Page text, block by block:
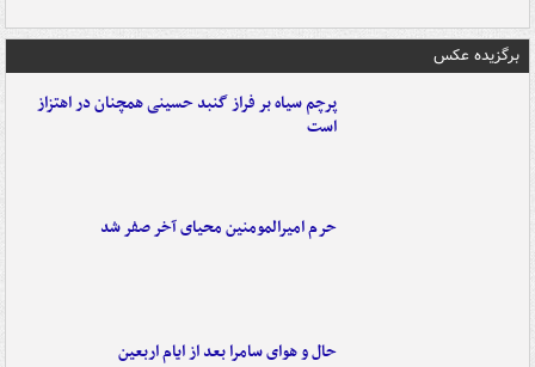
برگزیده عکس
پرچم سیاه بر فراز گنبد حسینی همچنان در اهتزاز
است
حرم امیرالمومنین محیای آخر صفر شد
حال و هوای سامرا بعد از ایام اربعین